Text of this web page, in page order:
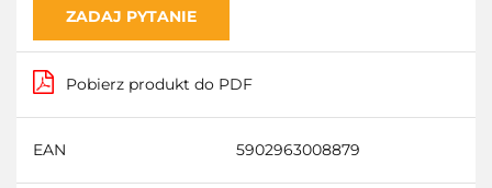
ZADAJ PYTANIE
Pobierz produkt do PDF
EAN 5902963008879